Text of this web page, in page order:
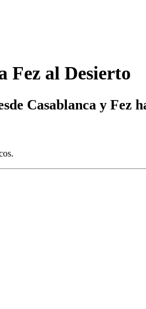
Fez al Desierto
Casablanca y Fez